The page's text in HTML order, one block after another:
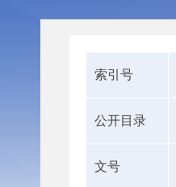
索引号
公开目录
文号